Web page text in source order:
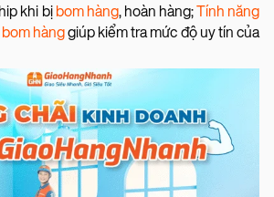
khi bị bom hàng, hoàn hàng;Tính năng
hànggiúp kiểm tra mức độ uy tín của